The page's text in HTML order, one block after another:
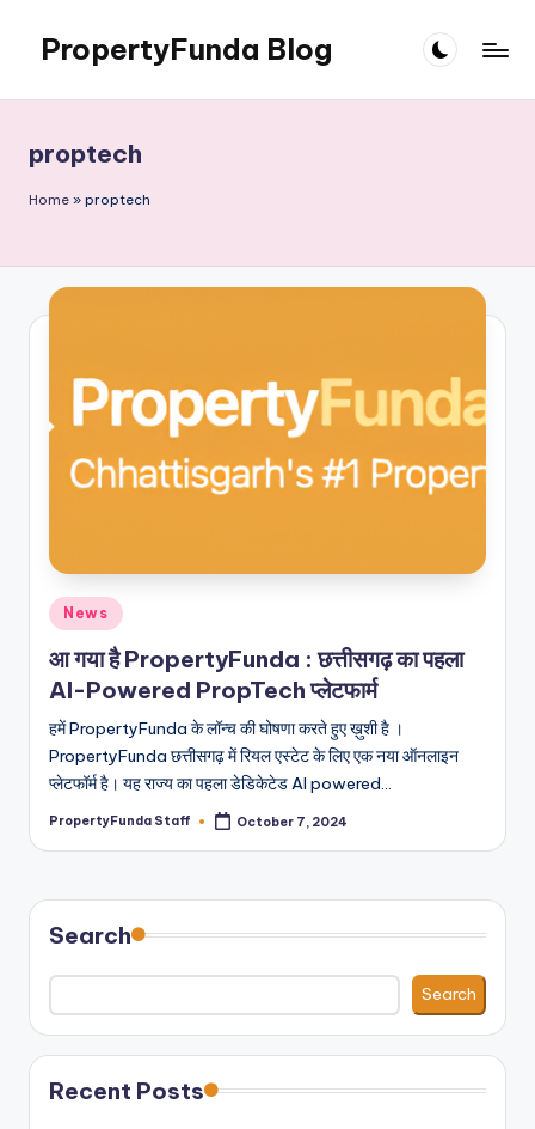
content
PropertyFunda Blog
Property
News
proptech
Home » proptech
Posted
in
News
आ गया है PropertyFunda : छत्तीसगढ़ का पहला
AI-Powered PropTech प्लेटफार्म
हमें PropertyFunda के लॉन्च की घोषणा करते हुए ख़ुशी है ।
PropertyFunda छत्तीसगढ़ में रियल एस्टेट के लिए एक नया ऑनलाइन
प्लेटफॉर्म है। यह राज्य का पहला डेडिकेटेड AI powered…
Posted
PropertyFunda Staff October 7, 2024
Search
Search
Recent Posts